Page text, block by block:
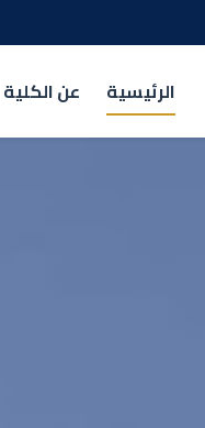
الرئيسية عن الكلية